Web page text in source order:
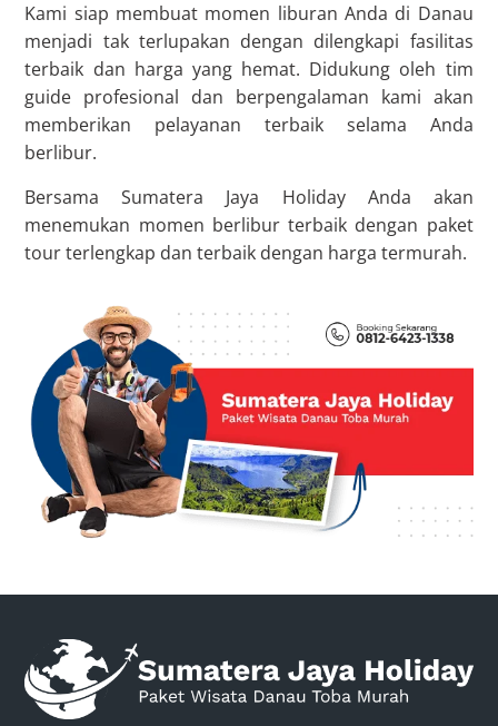
Kami siap membuat momen liburan Anda di Danau
menjadi tak terlupakan dengan dilengkapi fasilitas
terbaik dan harga yang hemat. Didukung oleh tim
guide profesional dan berpengalaman kami akan
memberikan pelayanan terbaik selama Anda
berlibur.
Bersama Sumatera Jaya Holiday Anda akan
menemukan momen berlibur terbaik dengan paket
tour terlengkap dan terbaik dengan harga termurah.